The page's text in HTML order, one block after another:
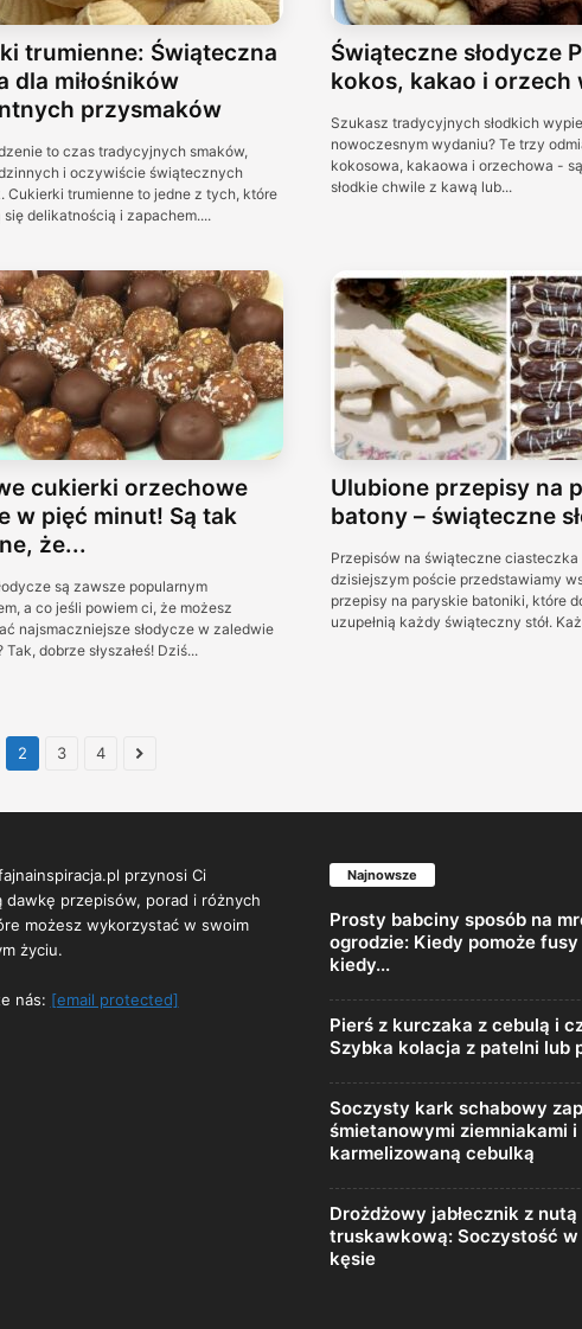
trumienne: Świąteczna
dla miłośników
przysmaków
to czas tradycyjnych smaków,
i oczywiście świątecznych
Cukierki trumienne to jedne z tych, które
delikatnością i zapachem....
Świąteczne słodycze
kokos, kakao i orzech
Szukasz tradycyjnych słodkich
nowoczesnym wydaniu? Te trzy
kokosowa, kakaowa i orzechowa -
słodkie chwile z kawą lub...
cukierki orzechowe
w pięć minut! Są tak
że...
są zawsze popularnym
a co jeśli powiem ci, że możesz
najsmaczniejsze słodycze w zaledwie
Tak, dobrze słyszałeś! Dziś...
Ulubione przepisy na
batony – świąteczne
Przepisów na świąteczne ciasteczka
dzisiejszym poście przedstawiamy
przepisy na paryskie batoniki, które
uzupełnią każdy świąteczny stół.
2 3 4
przynosi Ci
dawkę przepisów, porad i różnych
możesz wykorzystać w swoim
życiu.
nás: [email protected]
Najnowsze
Prosty babciny sposób na
ogrodzie: Kiedy pomoże
kiedy...
Pierś z kurczaka z cebulą i
Szybka kolacja z patelni lub
Soczysty kark schabowy
śmietanowymi ziemniakami i
karmelizowaną cebulką
Drożdżowy jabłecznik z nutą
truskawkową: Soczystość w
kęsie